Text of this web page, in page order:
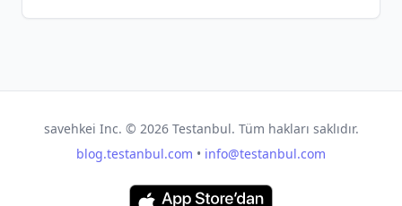
savehkei Inc. © 2026Testanbul. Tüm hakları saklıdır.
blog.testanbul.com • info@testanbul.com